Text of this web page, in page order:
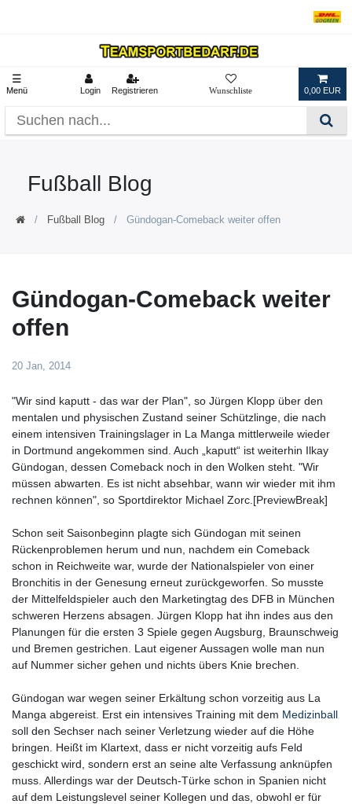
☰
Menü Login Registrieren 0,00 EUR
Fußball Blog
Fußball Blog Gündogan-Comeback weiter offen
Gündogan-Comeback weiter
offen
20 Jan, 2014
"Wir sind kaputt - das war der Plan", so Jürgen Klopp über den
mentalen und physischen Zustand seiner Schützlinge, die nach
einem intensiven Trainingslager in La Manga mittlerweile wieder
in Dortmund angekommen sind. Auch „kaputt“ ist weiterhin Ilkay
Gündogan, dessen Comeback noch in den Wolken steht. "Wir
müssen abwarten. Es ist nicht absehbar, wann wir wieder mit ihm
rechnen können", so Sportdirektor Michael Zorc.[PreviewBreak]
Schon seit Saisonbeginn plagte sich Gündogan mit seinen
Rückenproblemen herum und nun, nachdem ein Comeback
schon in Reichweite war, wurde der Nationalspieler von einer
Bronchitis in der Genesung erneut zurückgeworfen. So musste
der Mittelfeldspieler auch den Marketingtag des DFB in München
schweren Herzens absagen. Jürgen Klopp hat ihn indes aus den
Planungen für die ersten 3 Spiele gegen Augsburg, Braunschweig
und Bremen gestrichen. Laut eigener Aussagen wolle man nun
auf Nummer sicher gehen und nichts übers Knie brechen.
Gündogan war wegen seiner Erkältung schon vorzeitig aus La
Manga abgereist. Erst ein intensives Training mit dem Medizinball
soll den Sechser nach seiner Verletzung wieder auf die Höhe
bringen. Heißt im Klartext, dass er nicht vorzeitig aufs Feld
geschickt wird, sondern erst an seine alte Verfassung anknüpfen
muss. Allerdings war der Deutsch-Türke schon in Spanien nicht
auf dem Leistungslevel seiner Kollegen und das, obwohl er für